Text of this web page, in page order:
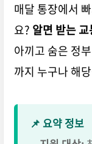
매달 통장에서
요? 알면 받는
아끼고 숨은 정
까지 누구나 해
📌 요약 정보